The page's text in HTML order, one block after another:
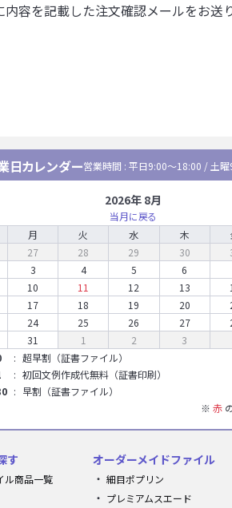
内容を記載した注文確認メールをお送
日カレンダー営業時間 : 平日9:00〜18:00 / 土
2026年 8月
当月に戻る
月 火 水 木
27 28 29 30
3 4 5 6
10 11 12 13
17 18 19 20
24 25 26 27
31 1 2 3
超早割（証書ファイル）
初回文例作成代無料（証書印刷）
早割（証書ファイル）
※ 赤
す
ル商品一覧
オーダーメイドファイル
細目ポプリン
プレミアムスエード